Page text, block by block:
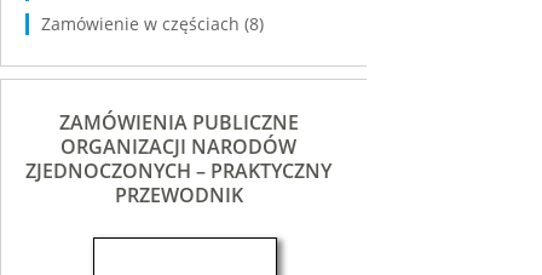
Zamówienie w częściach (8)
ZAMÓWIENIA PUBLICZNE
ORGANIZACJI NARODÓW
ZJEDNOCZONYCH – PRAKTYCZNY
PRZEWODNIK